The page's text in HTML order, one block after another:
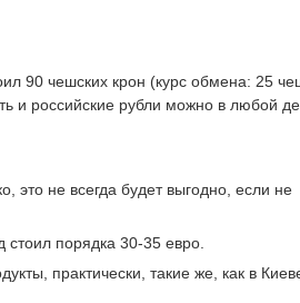
90 чешских крон (курс обмена: 25
и российские рубли можно в любой
это не всегда будет выгодно, если не
порядка 30-35 евро.
практически, такие же, как в